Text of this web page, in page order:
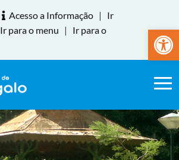
Abrir
Acesso a Informação |
Ir
Ir para o menu |
Ir para o